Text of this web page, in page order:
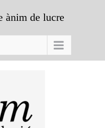
ànim de lucre